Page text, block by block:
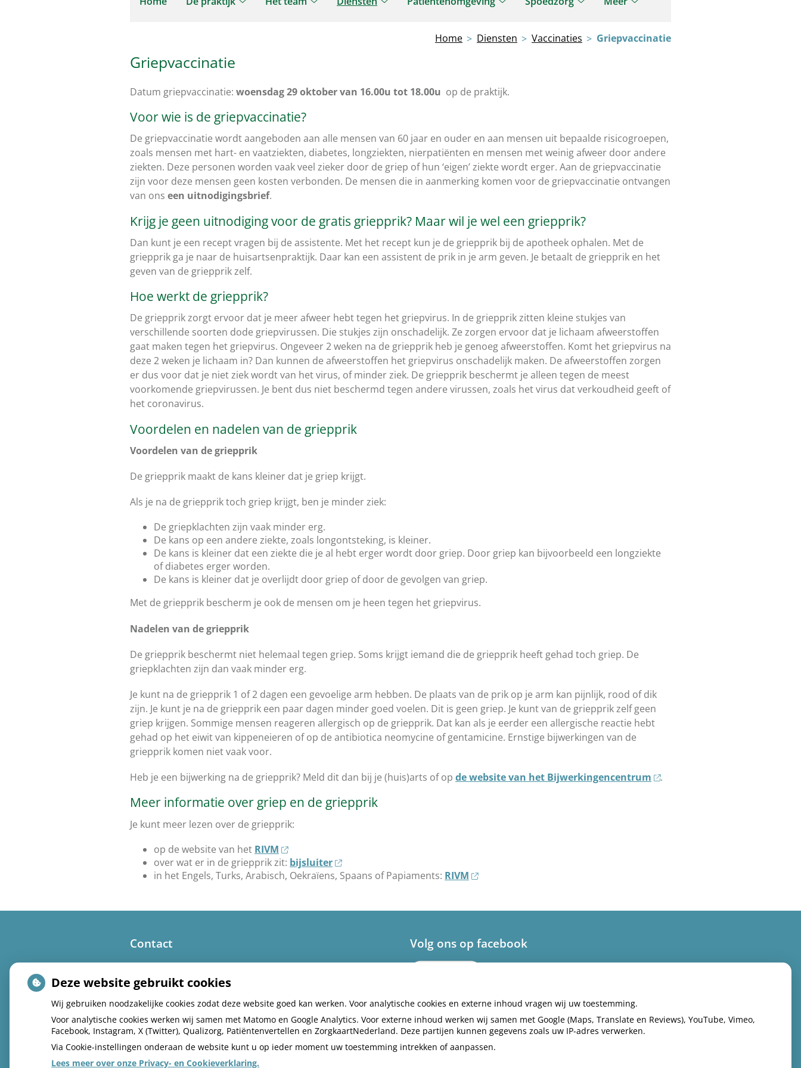
Home
Diensten Vaccinaties Griepvaccinatie
Griepvaccinatie
Datum griepvaccinatie: woensdag 29 oktober van 16.00u tot 18.00u op de praktijk.
Voor wie is de griepvaccinatie?
De griepvaccinatie wordt aangeboden aan alle mensen van 60 jaar en ouder en aan mensen uit bepaalde risicogroepen,
zoals mensen met hart- en vaatziekten, diabetes, longziekten, nierpatiënten en mensen met weinig afweer door andere
ziekten. Deze personen worden vaak veel zieker door de griep of hun ‘eigen’ ziekte wordt erger. Aan de griepvaccinatie
zijn voor deze mensen geen kosten verbonden. De mensen die in aanmerking komen voor de griepvaccinatie ontvangen
van ons een uitnodigingsbrief.
Krijg je geen uitnodiging voor de gratis griepprik? Maar wil je wel een griepprik?
Dan kunt je een recept vragen bij de assistente. Met het recept kun je de griepprik bij de apotheek ophalen. Met de
griepprik ga je naar de huisartsenpraktijk. Daar kan een assistent de prik in je arm geven. Je betaalt de griepprik en het
geven van de griepprik zelf.
Hoe werkt de griepprik?
De griepprik zorgt ervoor dat je meer afweer hebt tegen het griepvirus. In de griepprik zitten kleine stukjes van
verschillende soorten dode griepvirussen. Die stukjes zijn onschadelijk. Ze zorgen ervoor dat je lichaam afweerstoffen
gaat maken tegen het griepvirus. Ongeveer 2 weken na de griepprik heb je genoeg afweerstoffen. Komt het griepvirus na
deze 2 weken je lichaam in? Dan kunnen de afweerstoffen het griepvirus onschadelijk maken. De afweerstoffen zorgen
er dus voor dat je niet ziek wordt van het virus, of minder ziek. De griepprik beschermt je alleen tegen de meest
voorkomende griepvirussen. Je bent dus niet beschermd tegen andere virussen, zoals het virus dat verkoudheid geeft of
het coronavirus.
Voordelen en nadelen van de griepprik
Voordelen van de griepprik
De griepprik maakt de kans kleiner dat je griep krijgt.
Als je na de griepprik toch griep krijgt, ben je minder ziek:
De griepklachten zijn vaak minder erg.
De kans op een andere ziekte, zoals longontsteking, is kleiner.
De kans is kleiner dat een ziekte die je al hebt erger wordt door griep. Door griep kan bijvoorbeeld een longziekte
of diabetes erger worden.
De kans is kleiner dat je overlijdt door griep of door de gevolgen van griep.
Met de griepprik bescherm je ook de mensen om je heen tegen het griepvirus.
Nadelen van de griepprik
De griepprik beschermt niet helemaal tegen griep. Soms krijgt iemand die de griepprik heeft gehad toch griep. De
griepklachten zijn dan vaak minder erg.
Je kunt na de griepprik 1 of 2 dagen een gevoelige arm hebben. De plaats van de prik op je arm kan pijnlijk, rood of dik
zijn. Je kunt je na de griepprik een paar dagen minder goed voelen. Dit is geen griep. Je kunt van de griepprik zelf geen
griep krijgen. Sommige mensen reageren allergisch op de griepprik. Dat kan als je eerder een allergische reactie hebt
gehad op het eiwit van kippeneieren of op de antibiotica neomycine ofgentamicine. Ernstige bijwerkingen van de
griepprik komen niet vaak voor.
Heb je een bijwerking na de griepprik? Meld dit dan bij je (huis)arts of op de website van het Bijwerkingencentrum .
Meer informatie over griep en de griepprik
Je kunt meer lezen over de griepprik:
op de website van het RIVM
over wat er in de griepprik zit: bijsluiter
in het Engels, Turks, Arabisch, Oekraïens, Spaans of Papiaments: RIVM
Contact
3871 EE Hoevelaken
(033) 253 43 07
Spoed: kies 1
info@praktijkparklaan.nl
Volg ons op facebook
Deze website gebruikt cookies
Wij gebruiken noodzakelijke cookies zodat deze website goed kan werken. Voor analytische cookies en externe inhoud vragen wij uw toestemming.
Voor analytische cookies werken wij samen met Matomo en Google Analytics. Voor externe inhoud werken wij samen met Google (Maps, Translate en Reviews), YouTube, Vimeo,
Facebook, Instagram, X (Twitter), Qualizorg, Patiëntenvertellen en ZorgkaartNederland. Deze partijen kunnen gegevens zoals uw IP-adres verwerken.
Via Cookie-instellingen onderaan de website kunt u op ieder moment uw toestemming intrekken of aanpassen.
Lees meer over onze Privacy- en Cookieverklaring.